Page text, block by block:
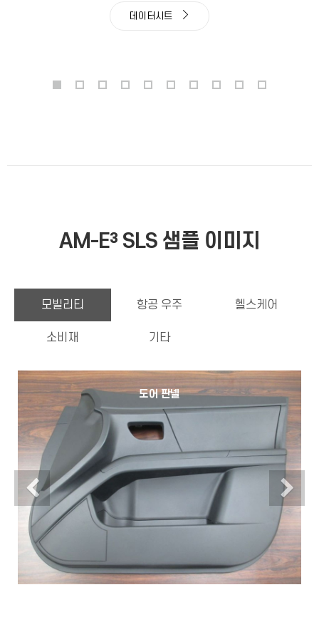
데이터시트
AM-E³ SLS 샘플 이미지
모빌리티 항공 우주 헬스케어
소비재 기타
도어 판넬
Previous